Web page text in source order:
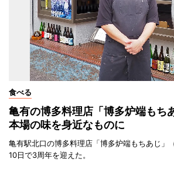
食べる
亀有の博多料理店「博多炉端も
本場の味を身近なものに
亀有駅北口の博多料理店「博多炉端もちあじ」
10日で3周年を迎えた。